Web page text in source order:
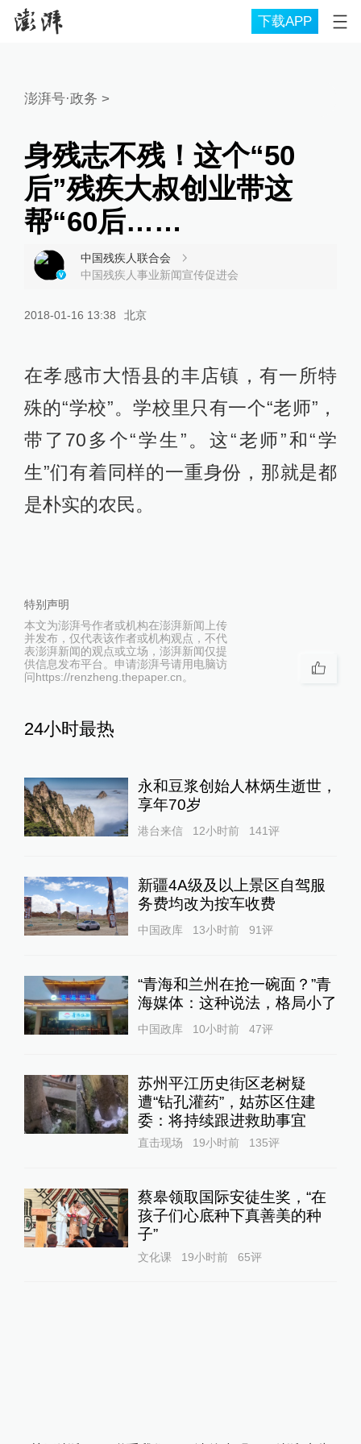
下载APP
澎湃号·政务 >
身残志不残！这个“50
后”残疾大叔创业带这
帮“60后……
中国残疾人联合会
中国残疾人事业新闻宣传促进会
2018-01-16 13:38 北京
在孝感市大悟县的丰店镇，有一所特
殊的“学校”。学校里只有一个“老师”，
带了70多个“学生”。这“老师”和“学
生”们有着同样的一重身份，那就是都
是朴实的农民。
特别声明
本文为澎湃号作者或机构在澎湃新闻上传
并发布，仅代表该作者或机构观点，不代
表澎湃新闻的观点或立场，澎湃新闻仅提
供信息发布平台。申请澎湃号请用电脑访
问https://renzheng.thepaper.cn。
24小时最热
永和豆浆创始人林炳生逝世，
享年70岁
港台来信 12小时前 141评
新疆4A级及以上景区自驾服
务费均改为按车收费
中国政库 13小时前 91评
“青海和兰州在抢一碗面？”青
海媒体：这种说法，格局小了
中国政库 10小时前 47评
苏州平江历史街区老树疑
遭“钻孔灌药”，姑苏区住建
委：将持续跟进救助事宜
直击现场 19小时前 135评
蔡皋领取国际安徒生奖，“在
孩子们心底种下真善美的种
子”
文化课 19小时前 65评